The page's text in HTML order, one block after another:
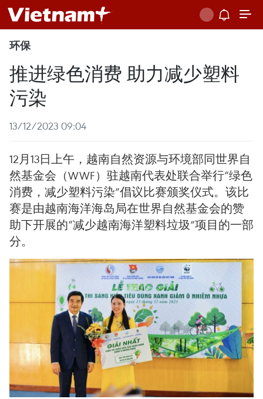
环保
推进绿色消费 助力减少塑料
污染
13/12/2023 09:04
12月13日上午，越南自然资源与环境部同世界自
然基金会（WWF）驻越南代表处联合举行“绿色
消费，减少塑料污染”倡议比赛颁奖仪式。该比
赛是由越南海洋海岛局在世界自然基金会的赞
助下开展的“减少越南海洋塑料垃圾”项目的一部
分。